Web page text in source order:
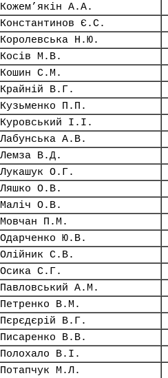
Кожем’якін А.А.
Константинов Є.С.
Королевська Н.Ю.
Косів М.В.
Кошин С.М.
Крайній В.Г.
Кузьменко П.П.
Куровський І.І.
Лабунська А.В.
Лемза В.Д.
Лукашук О.Г.
Ляшко О.В.
Маліч О.В.
Мовчан П.М.
Одарченко Ю.В.
Олійник С.В.
Осика С.Г.
Павловський А.М.
Петренко В.М.
Пєрєдєрій В.Г.
Писаренко В.В.
Полохало В.І.
Потапчук М.Л.